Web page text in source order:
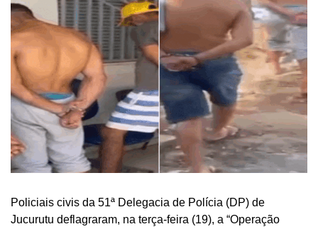
Policiais civis da 51ª Delegacia de Polícia (DP) de
Jucurutu deflagraram, na terça-feira (19), a “Operação